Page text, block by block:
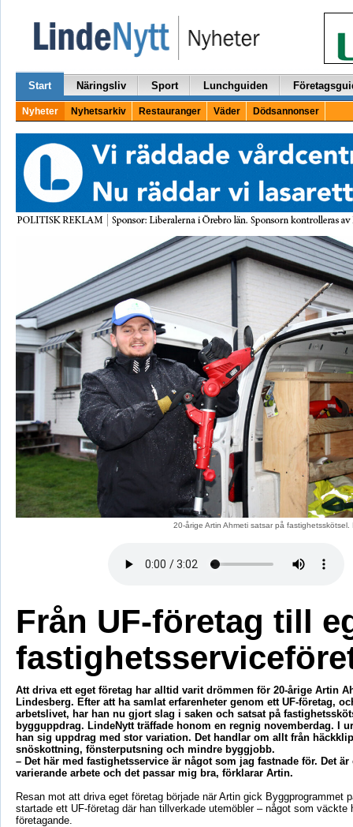
Start Näringsliv Sport Lunchguiden
Nyheter Nyhetsarkiv Restauranger Väder Dödsannonser
20-årige Artin Ahmeti satsar på
Från UF-företag till
Att driva ett eget företag har alltid varit drömmen för 20-årige Artin
Lindesberg. Efter att ha samlat erfarenheter genom ett UF-företag,
arbetslivet, har han nu gjort slag i saken och satsat på
bygguppdrag. LindeNytt träffade honom en regnig novemberdag. I
han sig uppdrag med stor variation. Det handlar om allt från
snöskottning, fönsterputsning och mindre byggjobb.
– Det här med fastighetsservice är något som jag fastnade för. Det är
varierande arbete och det passar mig bra, förklarar Artin.
Resan mot att driva eget företag började närArtingick Byggprogrammet
startade ett UF-företag där han tillverkade utemöbler – något som väckte
företagande.